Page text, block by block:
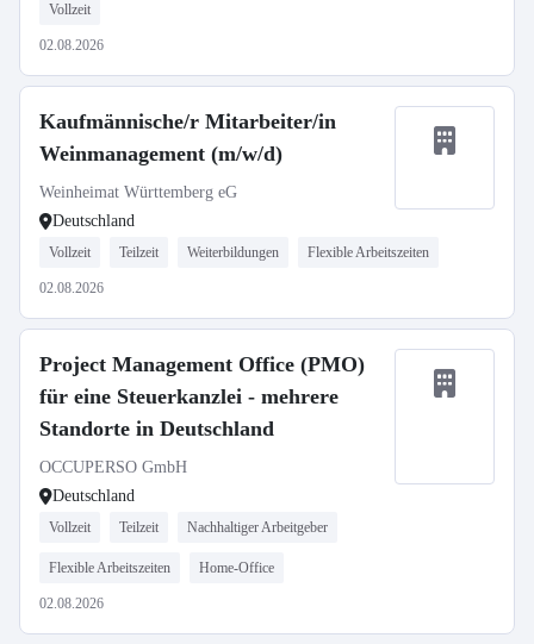
Vollzeit
02.08.2026
Kaufmännische/r Mitarbeiter/in
Weinmanagement (m/w/d)
Weinheimat Württemberg eG
Deutschland
Vollzeit Teilzeit Weiterbildungen Flexible Arbeitszeiten
02.08.2026
Project Management Office (PMO)
für eine Steuerkanzlei - mehrere
Standorte in Deutschland
OCCUPERSO GmbH
Deutschland
Vollzeit Teilzeit Nachhaltiger Arbeitgeber
Flexible Arbeitszeiten Home-Office
02.08.2026